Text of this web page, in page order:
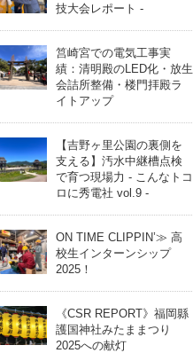
技大会レポート -
筥崎宮での電気工事実
績：清明殿のLED化・放生
会詰所整備・楼門拝殿ラ
イトアップ
【吉野ヶ里公園の裏側を
支える】汚水中継槽点検
で育つ現場力 - こんなトコ
ロに秀電社 vol.9 -
ON TIME CLIPPIN’≫ 高
校生インターンシップ
2025！
《CSR REPORT》福岡縣
護国神社みたままつり
2025への献灯